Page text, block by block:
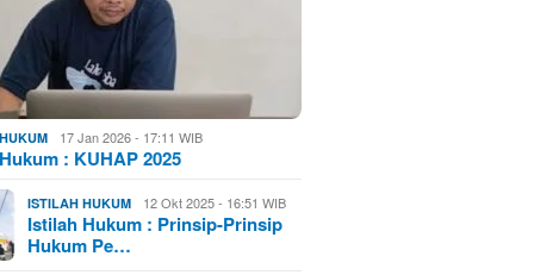
17 Jan 2026 - 17:11 WIB
: KUHAP 2025
ISTILAH HUKUM 12 Okt 2025 - 16:51 WIB
Istilah Hukum : Prinsip-Prinsip
Hukum Pe…